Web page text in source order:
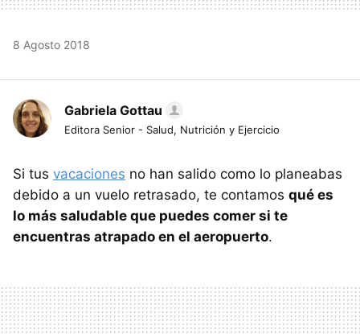
8 Agosto 2018
Gabriela Gottau
Editora Senior - Salud, Nutrición y Ejercicio
Si tus vacaciones no han salido como lo planeabas
debido a un vuelo retrasado, te contamos qué es
lo más saludable que puedes comer si te
encuentras atrapado en el aeropuerto.